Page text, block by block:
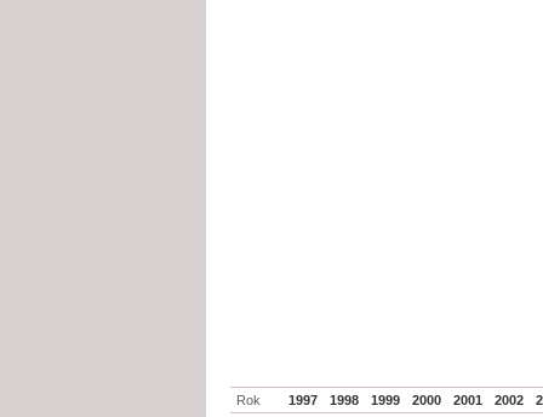
Rok 1997 1998 1999 2000 2001 2002